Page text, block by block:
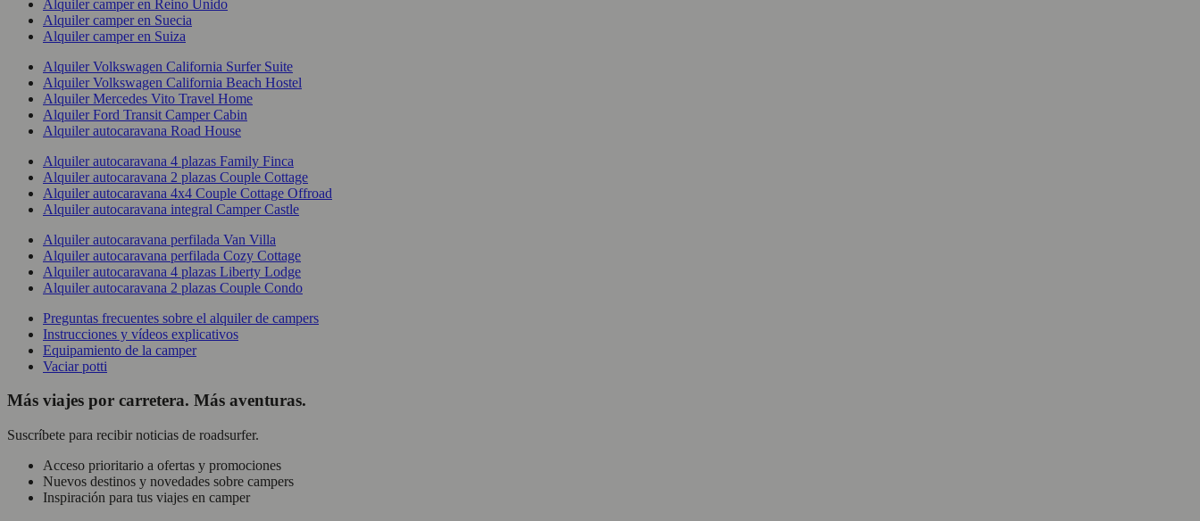
Alquiler camper en Reino Unido
Alquiler camper en Suecia
Alquiler camper en Suiza
Alquiler Volkswagen California Surfer Suite
Alquiler Volkswagen California Beach Hostel
Alquiler Mercedes Vito Travel Home
Alquiler Ford Transit Camper Cabin
Alquiler autocaravana Road House
Alquiler autocaravana 4 plazas Family Finca
Alquiler autocaravana 2 plazas Couple Cottage
Alquiler autocaravana 4x4 Couple Cottage Offroad
Alquiler autocaravana integral Camper Castle
Alquiler autocaravana perfilada Van Villa
Alquiler autocaravana perfilada Cozy Cottage
Alquiler autocaravana 4 plazas Liberty Lodge
Alquiler autocaravana 2 plazas Couple Condo
Preguntas frecuentes sobre el alquiler de campers
Instrucciones y vídeos explicativos
Equipamiento de la camper
Vaciar potti
Más viajes por carretera. Más aventuras.
Suscríbete para recibir noticias de roadsurfer.
Acceso prioritario a ofertas y promociones
Nuevos destinos y novedades sobre campers
Inspiración para tus viajes en camper